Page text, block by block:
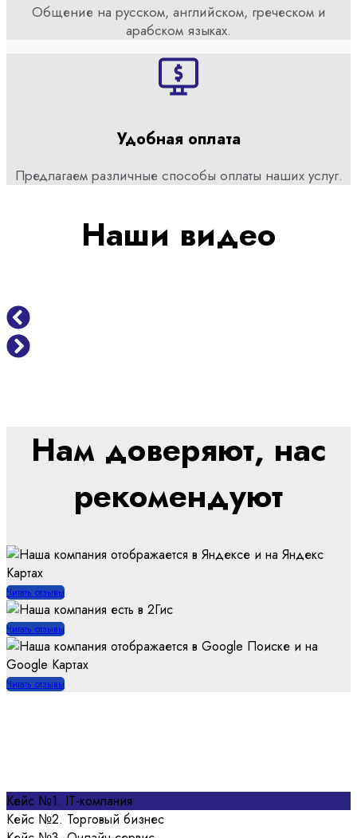
Общение на русском, английском, греческом и
арабском языках.
Удобная оплата
Предлагаем различные способы оплаты наших услуг.
Наши видео
Нам доверяют, нас
рекомендуют
Читать отзывы
Читать отзывы
Читать отзывы
Кейс №1. IT-компания
Кейс №2. Торговый бизнес